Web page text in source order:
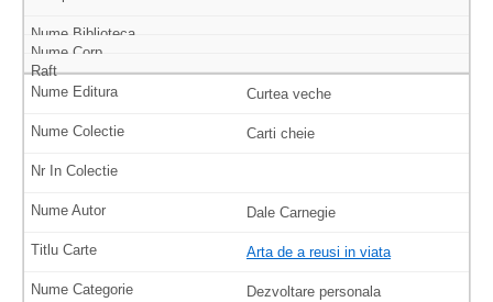
Curtea veche
Carti cheie
Dale Carnegie
Arta de a reusi in viata
Dezvoltare personala